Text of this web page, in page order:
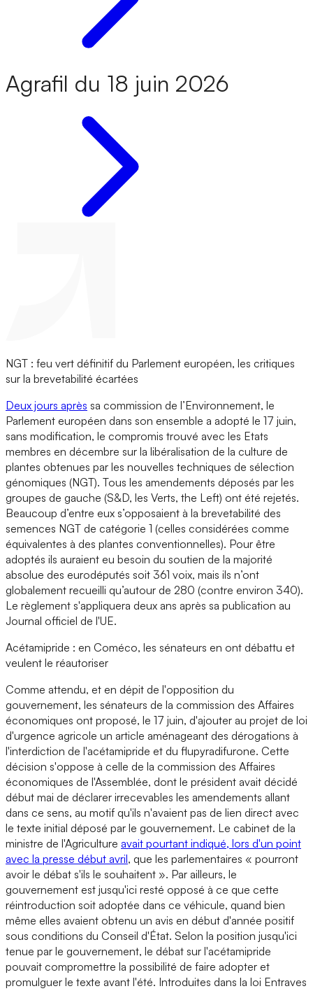
Agrafil du 18 juin 2026
NGT : feu vert définitif du Parlement européen, les critiques
sur la brevetabilité écartées
Deux jours après sa commission de l’Environnement, le
Parlement européen dans son ensemble a adopté le 17 juin,
sans modification, le compromis trouvé avec les Etats
membres en décembre sur la libéralisation de la culture de
plantes obtenues par les nouvelles techniques de sélection
génomiques (NGT). Tous les amendements déposés par les
groupes de gauche (S&D, les Verts, the Left) ont été rejetés.
Beaucoup d’entre eux s’opposaient à la brevetabilité des
semences NGT de catégorie 1 (celles considérées comme
équivalentes à des plantes conventionnelles). Pour être
adoptés ils auraient eu besoin du soutien de la majorité
absolue des eurodéputés soit 361 voix, mais ils n’ont
globalement recueilli qu’autour de 280 (contre environ 340).
Le règlement s'appliquera deux ans après sa publication au
Journal officiel de l'UE.
Acétamipride : en Coméco, les sénateurs en ont débattu et
veulent le réautoriser
Comme attendu, et en dépit de l'opposition du
gouvernement, les sénateurs de la commission des Affaires
économiques ont proposé, le 17 juin, d'ajouter au projet de loi
d'urgence agricole un article aménageant des dérogations à
l'interdiction de l'acétamipride et du flupyradifurone. Cette
décision s'oppose à celle de la commission des Affaires
économiques de l'Assemblée, dont le président avait décidé
début mai de déclarer irrecevables les amendements allant
dans ce sens, au motif qu'ils n'avaient pas de lien direct avec
le texte initial déposé par le gouvernement. Le cabinet de la
ministre de l'Agriculture avait pourtant indiqué, lors d'un point
avec la presse début avril, que les parlementaires « pourront
avoir le débat s'ils le souhaitent ». Par ailleurs, le
gouvernement est jusqu'ici resté opposé à ce que cette
réintroduction soit adoptée dans ce véhicule, quand bien
même elles avaient obtenu un avis en début d'année positif
sous conditions du Conseil d'État. Selon la position jusqu'ici
tenue par le gouvernement, le débat sur l'acétamipride
pouvait compromettre la possibilité de faire adopter et
promulguer le texte avant l'été. Introduites dans la loi Entraves